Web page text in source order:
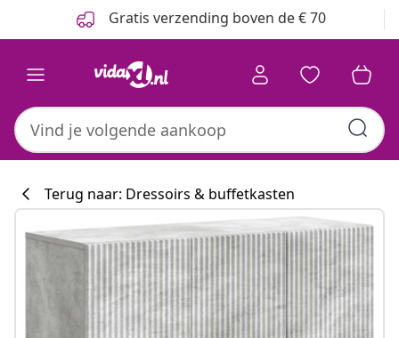
Gratis verzending boven de € 70
Terug naar: Dressoirs & buffetkasten